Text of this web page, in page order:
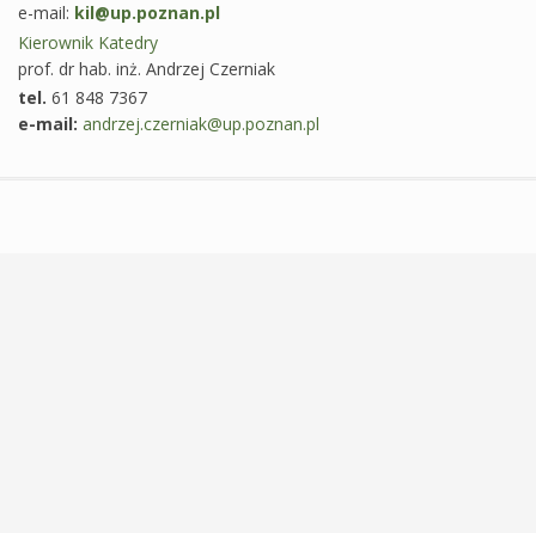
e-mail: kil@up.poznan.pl
Kierownik Katedry
prof. dr hab. inż. Andrzej Czerniak
tel. 61 848 7367
e-mail: andrzej.czerniak@up.poznan.pl